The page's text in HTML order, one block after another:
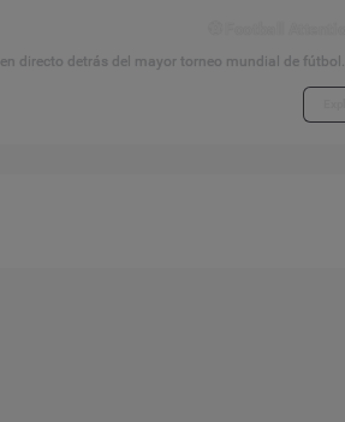
directo detrás del mayor torneo mundial de fútbol.